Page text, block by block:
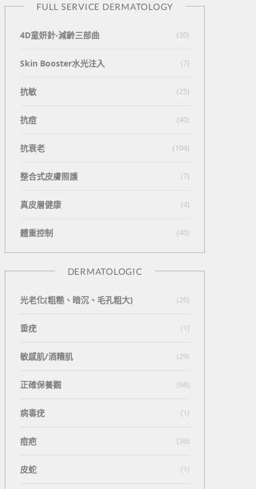
FULL SERVICE DERMATOLOGY
4D童妍針-減齡三部曲 (20)
Skin Booster水光注入 (7)
抗敏 (25)
抗痘 (40)
抗衰老 (104)
整合式皮膚照護 (7)
真皮層健康 (4)
體重控制 (40)
DERMATOLOGIC
光老化(粗糙、暗沉、毛孔粗大) (26)
垂疣 (1)
敏感肌/酒糟肌 (29)
正確保養觀 (68)
病毒疣 (1)
痘疤 (36)
皮蛇 (1)